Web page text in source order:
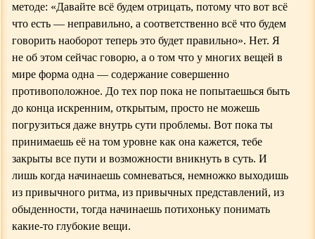
методе: «Давайте всё будем отрицать, потому что вот всё
что есть — неправильно, а соответственно всё что будем
говорить наоборот теперь это будет правильно». Нет. Я
не об этом сейчас говорю, а о том что у многих вещей в
мире форма одна — содержание совершенно
противоположное. До тех пор пока не попытаешься быть
до конца искренним, открытым, просто не можешь
погрузиться даже внутрь сути проблемы. Вот пока ты
принимаешь её на том уровне как она кажется, тебе
закрыты все пути и возможности вникнуть в суть. И
лишь когда начинаешь сомневаться, немножко выходишь
из привычного ритма, из привычных представлений, из
обыденности, тогда начинаешь потихоньку понимать
какие-то глубокие вещи.